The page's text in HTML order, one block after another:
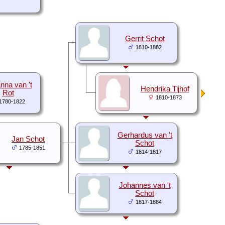
Gerrit Schot
1810-1882
Hendrika Tijhof
1810-1873
Gerhardus van 't
Schot
1814-1817
Johannes van 't
Schot
1817-1884
van 't
Rot
1822
Jan Schot
1785-1851